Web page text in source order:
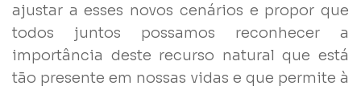
ajustar a esses novos cenários e propor que
todos juntos possamos reconhecer a
importância deste recurso natural que está
tão presente em nossas vidas e que permite à